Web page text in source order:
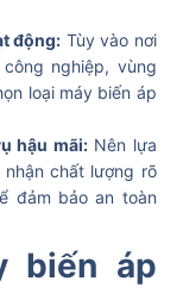
động: Tùy vào nơi
nghiệp, vùng
loại máy biến áp
hậu mãi:Nên lựa
chất lượng rõ
đảm bảo an toàn
biến áp